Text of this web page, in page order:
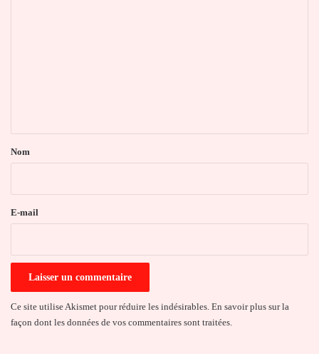
a
e
Nom
E-mail
Ce site utilise Akismet pour réduire les indésirables. En savoir plus sur la
façon dont les données de vos commentaires sont traitées